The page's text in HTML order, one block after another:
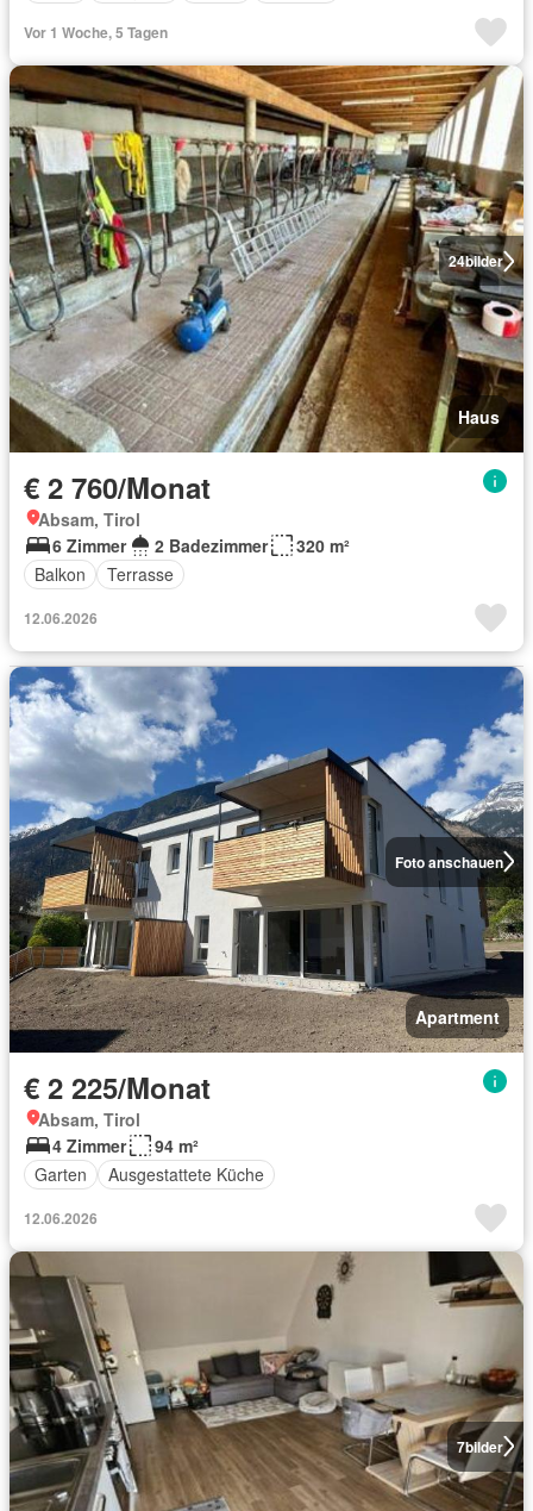
Vor 1 Woche, 5 Tagen
24bilder
Haus
€ 2 760/Monat
Absam, Tirol
6 Zimmer
2 Badezimmer
320 m²
Balkon
Terrasse
12.06.2026
Foto anschauen
Apartment
€ 2 225/Monat
Absam, Tirol
4 Zimmer
94 m²
Garten
Ausgestattete Küche
12.06.2026
7bilder